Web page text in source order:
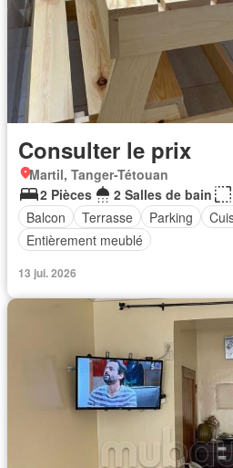
Consulter le prix
Martil, Tanger-Tétouan
2 Pièces
2 Salles de bain
Balcon
Terrasse Parking
Entièrement meublé
13 jui. 2026